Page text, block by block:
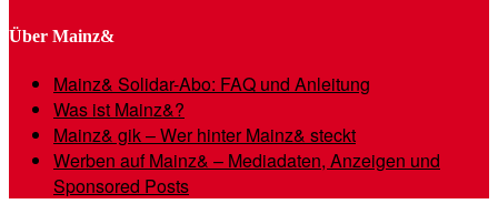
Über Mainz&
Mainz& Solidar-Abo: FAQ und Anleitung
Was ist Mainz&?
Mainz& gik – Wer hinter Mainz& steckt
Werben auf Mainz& – Mediadaten, Anzeigen und
Sponsored Posts